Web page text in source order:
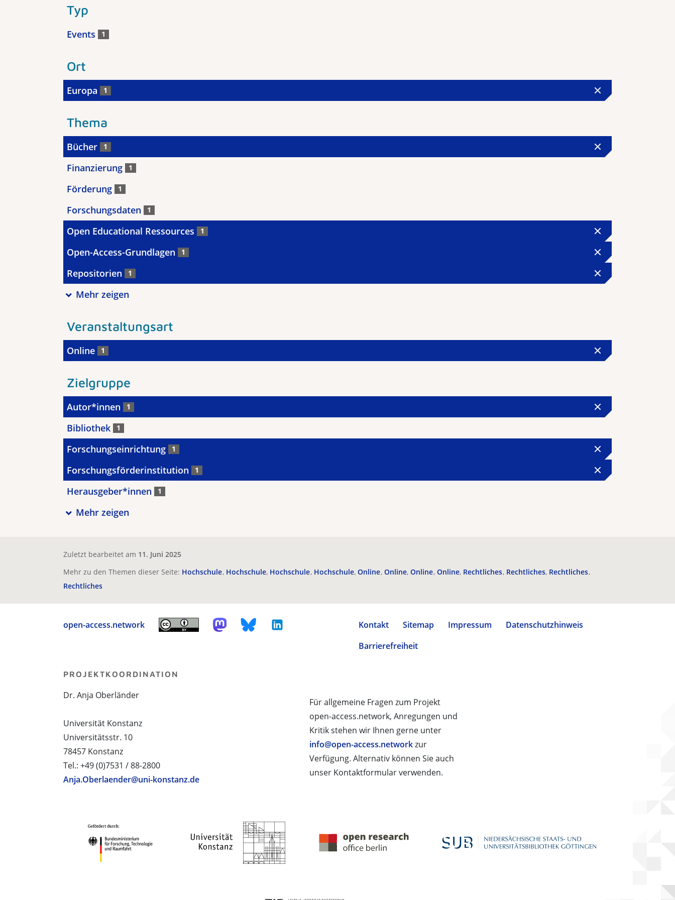
Typ
Events 1
Ort
Europa 1
Thema
Bücher 1
Finanzierung 1
Förderung 1
Forschungsdaten 1
Open Educational Ressources 1
Open-Access-Grundlagen 1
Repositorien 1
Mehr zeigen
Veranstaltungsart
Online 1
Zielgruppe
Autor*innen 1
Bibliothek 1
Forschungseinrichtung 1
Forschungsförderinstitution 1
Herausgeber*innen 1
Mehr zeigen
Zuletzt bearbeitet am 11. Juni 2025
Mehr zu den Themen dieser Seite: Hochschule Hochschule Hochschule Hochschule Online Online Online Online Rechtliches Rechtliches Rechtliches
Rechtliches
open-access.network Kontakt Sitemap Impressum
Datenschutzhinweis
Barrierefreiheit
Für allgemeine Fragen zum Projekt
open-access.network, Anregungen und
Kritik stehen wir Ihnen gerne unter
info@open-access.networkzur
Verfügung. Alternativ können Sie auch
unser Kontaktformular verwenden.
PROJEKTKOORDINATION
Dr. Anja Oberländer
Universität Konstanz
Universitätsstr. 10
78457 Konstanz
Tel.: +49 (0)7531 / 88-2800
Anja.Oberlaender@uni-konstanz.de